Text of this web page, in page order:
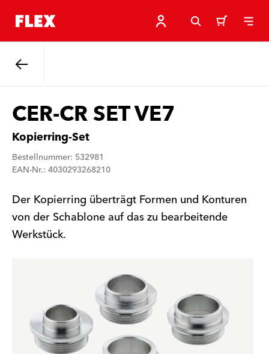
CER-CR SET VE7
Kopierring-Set
Bestellnummer: 532981
EAN-Nr.: 4030293268210
Der Kopierring überträgt Formen und Konturen
von der Schablone auf das zu bearbeitende
Werkstück.